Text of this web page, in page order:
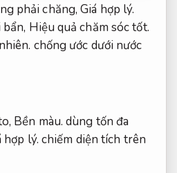
phải chăng,Giá hợp lý.
Hiệu quả chăm sóc tốt.
chống ước dưới nước
Bền màu. dùng tốn đa
hợp lý. chiếm diện tích trên